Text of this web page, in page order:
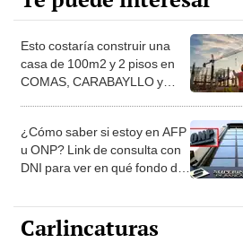
Esto costaría construir una
casa de 100m2 y 2 pisos en
COMAS, CARABAYLLO y
¿Cómo saber si estoy en AFP
u ONP? Link de consulta con
DNI para ver en qué fondo de
Carlincaturas